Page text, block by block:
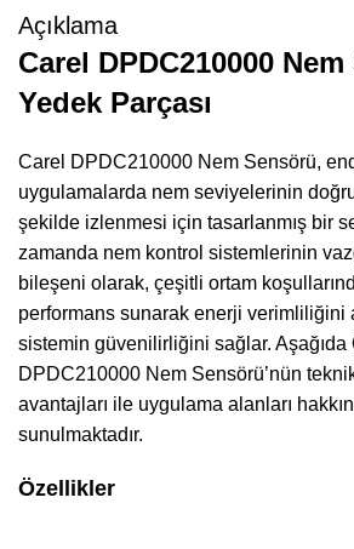
Açıklama
Carel DPDC210000
Yedek Parçası
Carel DPDC210000 Nem Sensörü,
uygulamalarda nem seviyelerinin
şekilde izlenmesi için tasarlanmış bir
zamanda nem kontrol sistemlerinin
bileşeni olarak, çeşitli ortam
performans sunarak enerji verimliliğini
sistemin güvenilirliğini sağlar. Aşağıda
DPDC210000 Nem Sensörü’nün
avantajları ile uygulama alanları
sunulmaktadır.
Özellikler